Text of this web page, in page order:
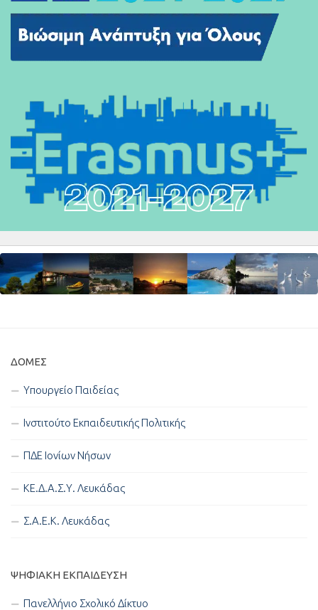
ΔΟΜΈΣ
Υπουργείο Παιδείας
Ινστιτούτο Εκπαιδευτικής Πολιτικής
ΠΔΕ Ιονίων Νήσων
ΚΕ.Δ.Α.Σ.Υ. Λευκάδας
Σ.Α.Ε.Κ. Λευκάδας
ΨΗΦΙΑΚΉ ΕΚΠΑΊΔΕΥΣΗ
Πανελλήνιο Σχολικό Δίκτυο